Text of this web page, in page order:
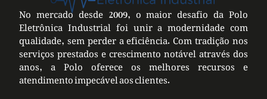
No mercado desde 2009, o maior desafio da Polo
Eletrônica Industrial foi unir a modernidade com
qualidade, sem perder a eficiência. Com tradição nos
serviços prestados e crescimento notável através dos
anos, a Polo oferece os melhores recursos e
atendimento impecável aos clientes.